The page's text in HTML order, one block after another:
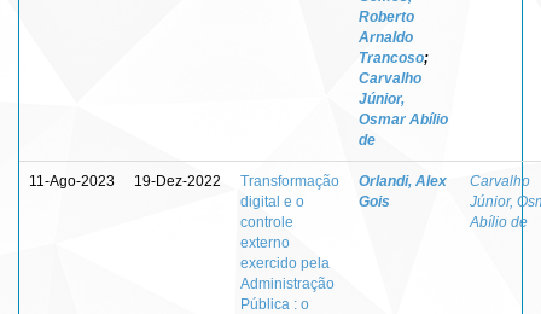
Roberto
Arnaldo
Trancoso;
Carvalho
Júnior,
Osmar Abílio
de
11-Ago-2023 19-Dez-2022
Transformação
digital e o
controle
externo
exercido pela
Administração
Pública : o
Orlandi, Alex
Gois
Carvalho
Júnior,
Abílio de